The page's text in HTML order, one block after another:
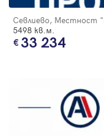
Севлиево, Местност
5498 кв.м.
33 234